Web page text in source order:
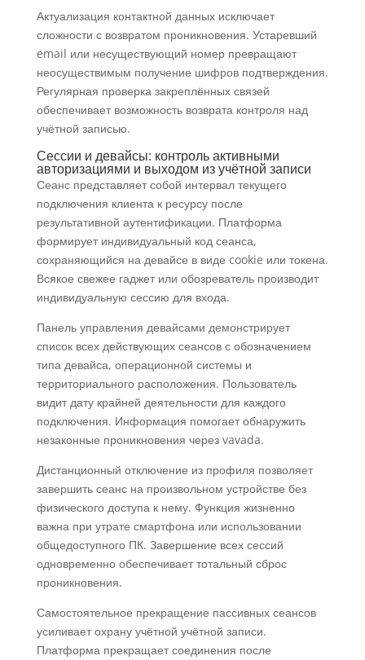
Актуализация контактной данных исключает
сложности с возвратом проникновения. Устаревший
email или несуществующий номер превращают
неосуществимым получение шифров подтверждения.
Регулярная проверка закреплённых связей
обеспечивает возможность возврата контроля над
учётной записью.
Сессии и девайсы: контроль активными
авторизациями и выходом из учётной записи
Сеанс представляет собой интервал текущего
подключения клиента к ресурсу после
результативной аутентификации. Платформа
формирует индивидуальный код сеанса,
сохраняющийся на девайсе в виде cookie или токена.
Всякое свежее гаджет или обозреватель производит
индивидуальную сессию для входа.
Панель управления девайсами демонстрирует
список всех действующих сеансов с обозначением
типа девайса, операционной системы и
территориального расположения. Пользователь
видит дату крайней деятельности для каждого
подключения. Информация помогает обнаружить
незаконные проникновения через vavada.
Дистанционный отключение из профиля позволяет
завершить сеанс на произвольном устройстве без
физического доступа к нему. Функция жизненно
важна при утрате смартфона или использовании
общедоступного ПК. Завершение всех сессий
одновременно обеспечивает тотальный сброс
проникновения.
Самостоятельное прекращение пассивных сеансов
усиливает охрану учётной учётной записи.
Платформа прекращает соединения после